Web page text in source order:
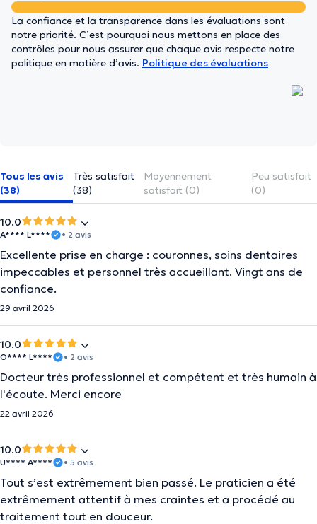
La confiance et la transparence dans les évaluations sont
notre priorité. C’est pourquoi nous mettons en place des
contrôles pour nous assurer que chaque avis respecte notre
politique en matière d’avis. Politique des évaluations
Tous les avis
(38)
Très satisfait
(38)
Moyennement
satisfait (0)
Peu satisfait
(0)
10.0
A**** L**** • 2 avis
Excellente prise en charge : couronnes, soins dentaires
impeccables et personnel très accueillant. Vingt ans de
confiance.
29 avril 2026
10.0
O**** L**** • 2 avis
Docteur très professionnel et compétent et très humain à
l'écoute. Merci encore
22 avril 2026
10.0
U**** A**** • 5 avis
Tout s’est extrêmement bien passé. Le praticien a été
extrêmement attentif à mes craintes et a procédé au
traitement tout en douceur.